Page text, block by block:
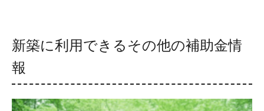
新築に利用できるその他の補助金情
報